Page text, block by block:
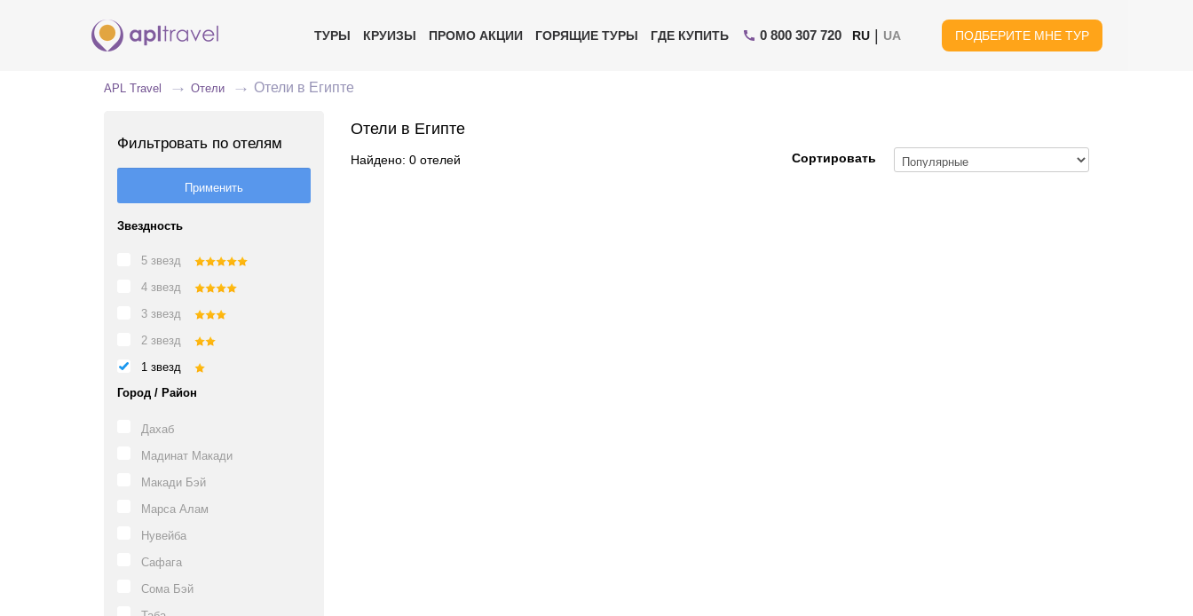
ТУРЫ КРУИЗЫ ПРОМО АКЦИИ ГОРЯЩИЕ ТУРЫ ГДЕ КУПИТЬ 0 800 307 720 RU | UA ПОДБЕРИТЕ МНЕ ТУР
APL Travel Отели Отели в Египте
Фильтровать по отелям
Звездность
5 звезд
4 звезд
3 звезд
2 звезд
1 звезд
Город / Район
Дахаб
Мадинат Макади
Макади Бэй
Марса Алам
Нувейба
Сафага
Сома Бэй
Отели в Египте
Найдено: 0 отелей Сортировать